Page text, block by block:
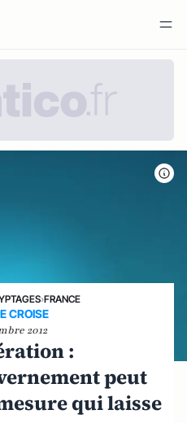
›FRANCE
CROISE
2012
:
peut
qui laisse